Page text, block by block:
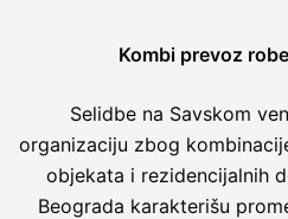
Kombi prevoz
Selidbe na Savskom
organizaciju zbog
objekata i rezidencijalnih
Beograda karakterišu